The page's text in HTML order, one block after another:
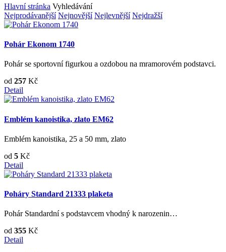
Hlavní stránka Vyhledávání
Nejprodávanější Nejnovější Nejlevnější Nejdražší
Pohár Ekonom 1740
Pohár se sportovní figurkou a ozdobou na mramorovém podstavci.
od 257 Kč
Detail
Emblém kanoistika, zlato EM62
Emblém kanoistika, 25 a 50 mm, zlato
od 5 Kč
Detail
Poháry Standard 21333 plaketa
Pohár Standardní s podstavcem vhodný k narozenin…
od 355 Kč
Detail